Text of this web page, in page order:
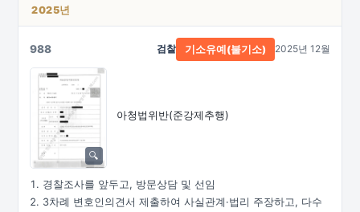
2025년
988
아청법위반(준강제추행)
검찰 기소유예(불기소) 2025년 12월
경찰조사를 앞두고, 방문상담 및 선임
3차례 변호인의견서 제출하여 사실관계·법리 주장하고, 다수